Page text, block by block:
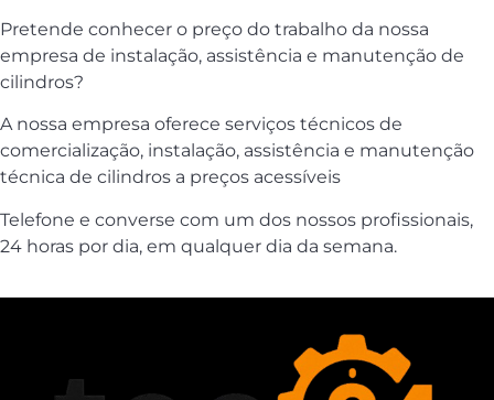
Pretende conhecer o preço do trabalho da nossa
empresa de instalação, assistência e manutenção de
cilindros?
A nossa empresa oferece serviços técnicos de
comercialização, instalação, assistência e manutenção
técnica de cilindros a preços acessíveis
Telefone e converse com um dos nossos profissionais,
24 horas por dia, em qualquer dia da semana.